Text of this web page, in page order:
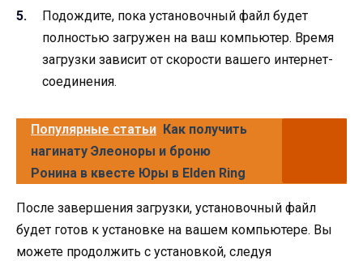
Подождите, пока установочный файл будет
полностью загружен на ваш компьютер. Время
загрузки зависит от скорости вашего интернет-
соединения.
Популярные статьи Как получить
нагинату Элеоноры и броню
Ронина в квесте Юры в Elden Ring
После завершения загрузки, установочный файл
будет готов к установке на вашем компьютере. Вы
можете продолжить с установкой, следуя